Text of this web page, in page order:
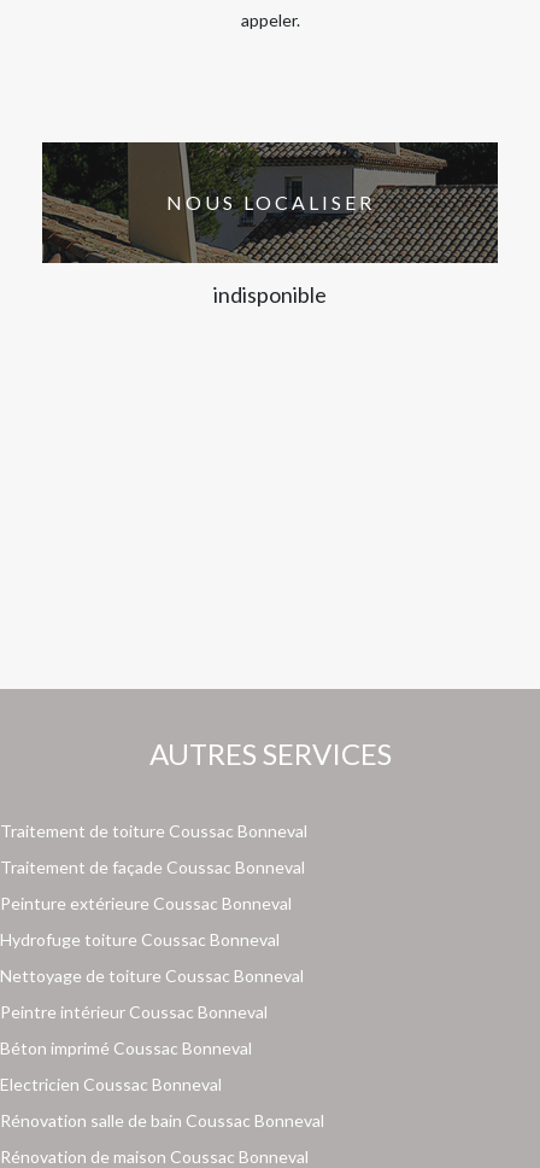
appeler.
NOUS LOCALISER
indisponible
AUTRES SERVICES
Traitement de toiture Coussac Bonneval
Traitement de façade Coussac Bonneval
Peinture extérieure Coussac Bonneval
Hydrofuge toiture Coussac Bonneval
Nettoyage de toiture Coussac Bonneval
Peintre intérieur Coussac Bonneval
Béton imprimé Coussac Bonneval
Electricien Coussac Bonneval
Rénovation salle de bain Coussac Bonneval
Rénovation de maison Coussac Bonneval